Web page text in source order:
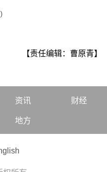
【责任编辑：曹原青】
资讯 财经
地方